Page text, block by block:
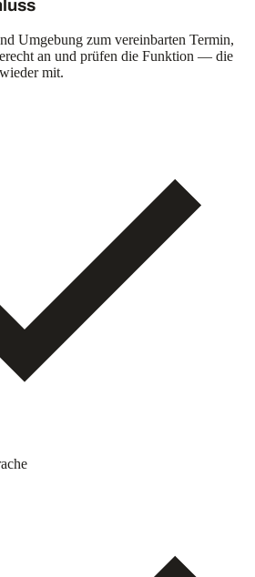
Umgebung zum vereinbarten Termin,
an und prüfen die Funktion — die
mit.